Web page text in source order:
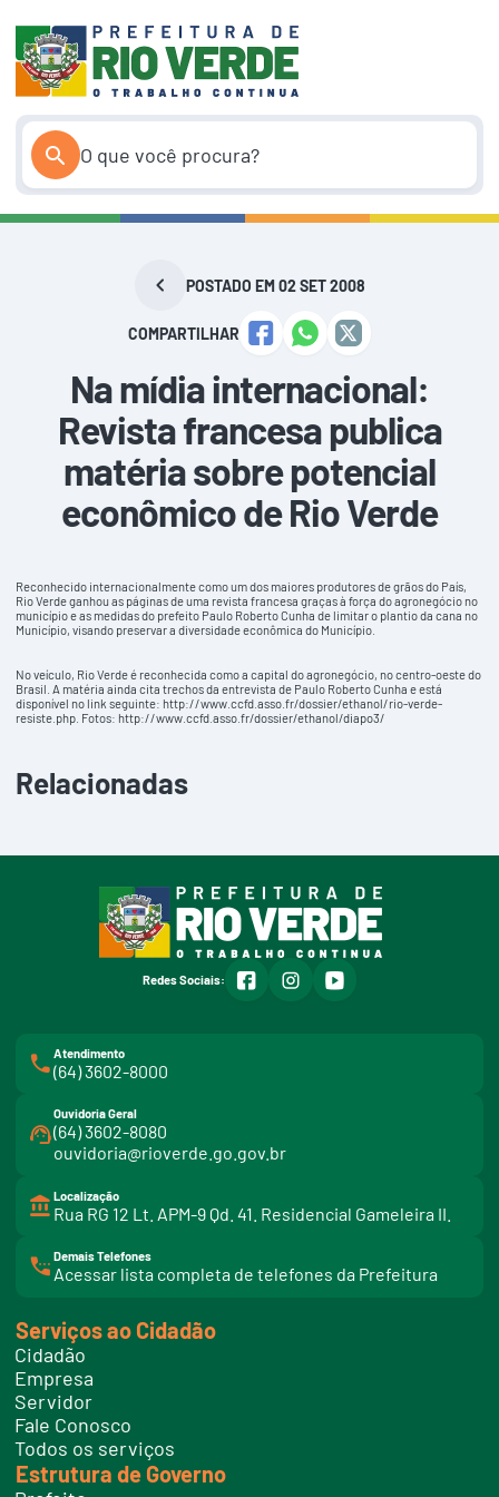
conteúdo
POSTADO EM 02 SET 2008
COMPARTILHAR
Na mídia internacional:
Revista francesa publica
matéria sobre potencial
econômico de Rio Verde
Reconhecido internacionalmente como um dos maiores produtores de grãos do País,
Rio Verde ganhou as páginas de uma revista francesa graças à força do agronegócio no
município e as medidas do prefeito Paulo Roberto Cunha de limitar o plantio da cana no
Município, visando preservar a diversidade econômica do Município.
No veículo, Rio Verde é reconhecida como a capital do agronegócio, no centro-oeste do
Brasil. A matéria ainda cita trechos da entrevista de Paulo Roberto Cunha e está
disponível no link seguinte: http://www.ccfd.asso.fr/dossier/ethanol/rio-verde-
resiste.php . Fotos: http://www.ccfd.asso.fr/dossier/ethanol/diapo3/
Relacionadas
Redes Sociais: facebookinstagramyoutube
Atendimento
(64) 3602-8000
Ouvidoria Geral
(64) 3602-8080
ouvidoria@rioverde.go.gov.br
Localização
Rua RG 12 Lt. APM-9 Qd. 41. Residencial Gameleira II.
Demais Telefones
Acessar lista completa de telefones da Prefeitura
i
t
e
l
f
o
e
s
Serviços ao Cidadão
Cidadão
Empresa
Servidor
Fale Conosco
Todos os serviços
Estrutura de Governo